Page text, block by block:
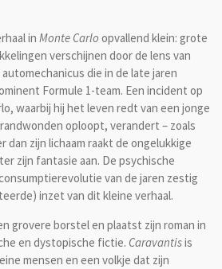
in Monte Carlo opvallend klein: grote
verschijnen door de lens van
die in de late jaren
Formule 1-team. Een incident op
waarbij hij het leven redt van een jonge
oploopt, verandert – zoals
dan zijn lichaam raakt de ongelukkige
zijn fantasie aan. De psychische
van de jaren zestig
inzet van dit kleine verhaal.
borstel en plaatst zijn roman in
en dystopische fictie. Caravantisis
mensen en een volkje dat zijn